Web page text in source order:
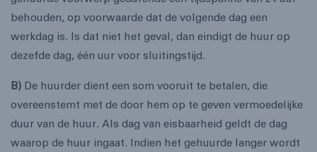
behouden, op voorwaarde dat de volgende dag een
werkdag is. Is dat niet het geval, dan eindigt de huur op
dezefde dag, één uur voor sluitingstijd.
B) De huurder dient een som vooruit te betalen, die
overeenstemt met de door hem op te geven vermoedelijke
duur van de huur. Als dag van eisbaarheid geldt de dag
waarop de huur ingaat. Indien het gehuurde langer wordt